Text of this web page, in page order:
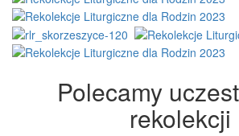
Polecamy
rekolekcji